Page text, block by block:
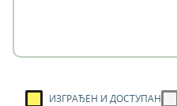
ИЗГРАЂЕН И ДОСТУПАН